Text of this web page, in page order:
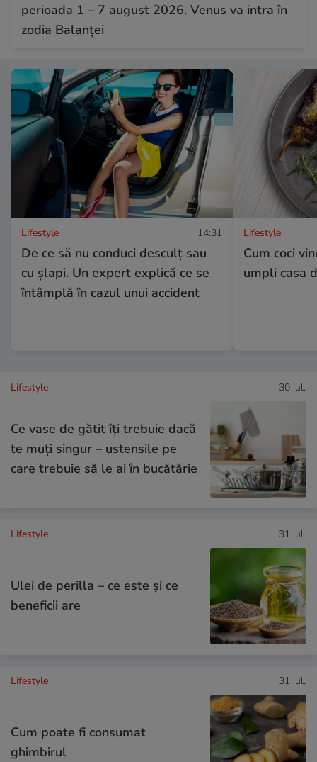
perioada 1 – 7 august 2026. Venus va intra în
zodia Balanței
Lifestyle 14:31
De ce să nu conduci desculț sau
cu șlapi. Un expert explică ce se
întâmplă în cazul unui accident
Lifestyle
Cum coci
umpli casa
Lifestyle 30 iul.
Ce vase de gătit îți trebuie dacă
te muți singur – ustensile pe
care trebuie să le ai în bucătărie
Lifestyle 31 iul.
Ulei de perilla – ce este și ce
beneficii are
Lifestyle 31 iul.
Cum poate fi consumat
ghimbirul